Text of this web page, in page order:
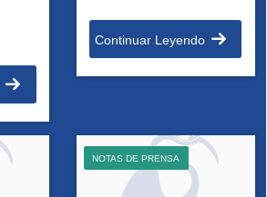
Continuar Leyendo
NOTAS DE PRENSA